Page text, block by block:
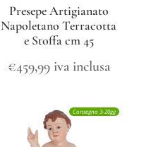
Presepe Artigianato
Napoletano Terracotta
e Stoffa cm 45
€459,99 iva inclusa
Consegna 3-20gg